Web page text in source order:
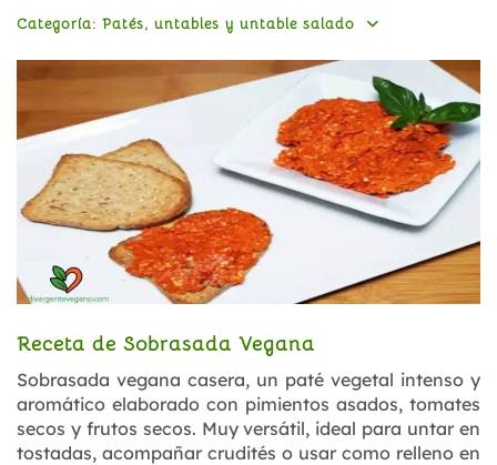
Categoría: Patés, untables y untable salado
Receta de Sobrasada Vegana
Sobrasada vegana casera, un paté vegetal intenso y
aromático elaborado con pimientos asados, tomates
secos y frutos secos. Muy versátil, ideal para untar en
tostadas, acompañar crudités o usar como relleno en